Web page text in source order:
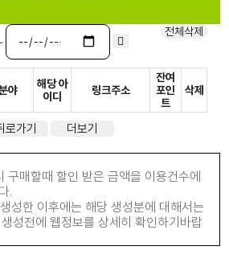
전체삭제
야
해당 아
이디
링크주소
잔여
포인
트
삭제
로가기 더보기
구매할때 할인 받은 금액을 이용건수에
.
성한 이후에는 해당 생성분에 대해서는
성전에 웹정보를 상세히 확인하기바랍